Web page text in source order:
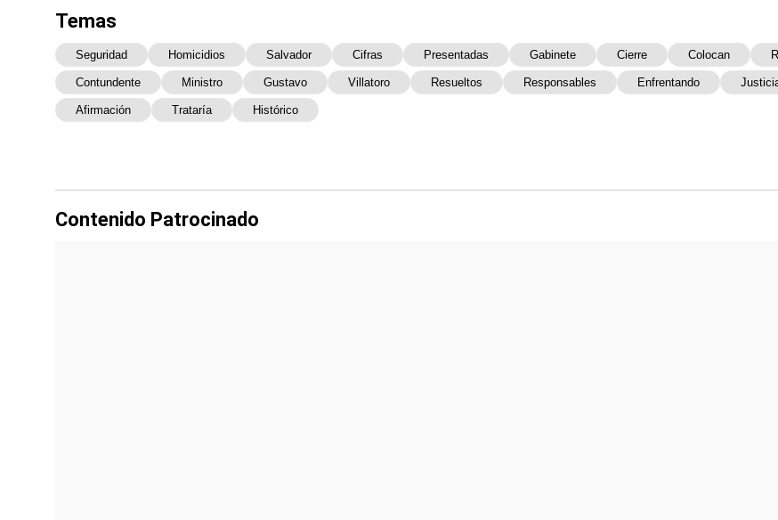
Temas
Seguridad Homicidios Salvador Cifras Presentadas Gabinete Cierre Colocan
Contundente Ministro Gustavo Villatoro Resueltos Responsables Enfrentando
Afirmación Trataría Histórico
Contenido Patrocinado